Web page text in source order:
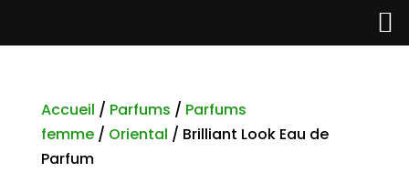
Accueil / Parfums / Parfums
femme/ Oriental / Brilliant Look Eau de
Parfum